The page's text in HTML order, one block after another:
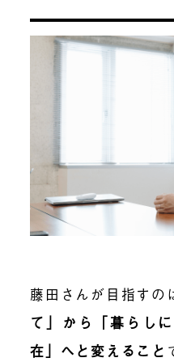
藤田さんが目指すの
て」から「暮らし
在」へと変えること